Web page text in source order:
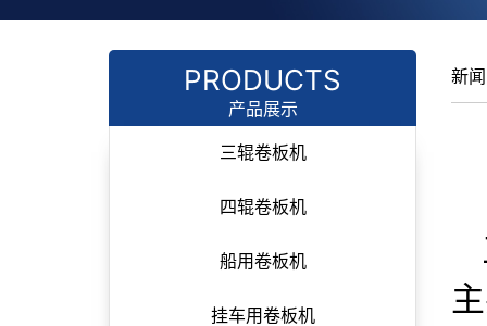
PRODUCTS
产品展示
三辊卷板机
四辊卷板机
船用卷板机
挂车用卷板机
新